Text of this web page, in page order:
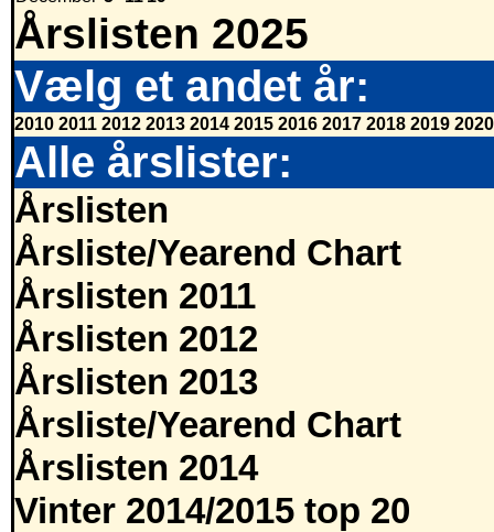
Årslisten 2025
Vælg et andet år:
2010 2011 2012 2013 2014 2015 2016 2017 2018 2019 2020
Alle årslister:
Årslisten
Årsliste/Yearend Chart
Årslisten 2011
Årslisten 2012
Årslisten 2013
Årsliste/Yearend Chart
Årslisten 2014
Vinter 2014/2015 top 20